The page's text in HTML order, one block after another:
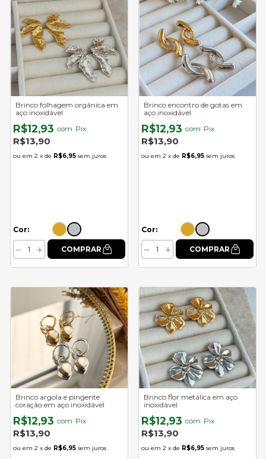
Brinco folhagem orgânica em
aço inoxidável
R$12,93 com Pix
R$13,90
2 x de R$6,95 sem juros
Cor:
Brinco encontro de gotas em
aço inoxidável
R$12,93 com Pix
R$13,90
2 x de R$6,95 sem juros
Cor:
Brinco argola e pingente
coração em aço inoxidável
R$12,93 com Pix
R$13,90
2 x de R$6,95 sem juros
Brinco flor metálica em aço
inoxidável
R$12,93 com Pix
R$13,90
2 x de R$6,95 sem juros